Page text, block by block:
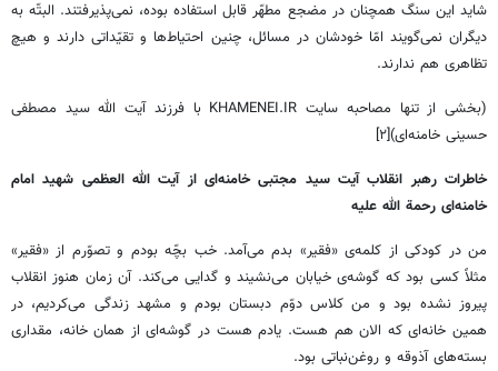
شاید این سنگ همچنان در مضجع مطهّر قابل استفاده بوده، نمی‌پذیرفتند. البتّه به
دیگران نمی‌گویند امّا خودشان در مسائل، چنین احتیاط‌ها و تقیّداتی دارند و هیچ
تظاهری هم ندارند.
(بخشی از تنها مصاحبه سایت KHAMENEI.IR با فرزند آیت الله سید مصطفی
حسینی خامنه‌ای)[۲]
خاطرات رهبر انقلاب آیت سید مجتبی خامنه‌ای از آیت الله العظمی شهید امام
خامنه‌ای رحمة الله علیه
من در کودکی از کلمه‌ی «فقیر» بدم می‌آمد. خب بچّه بودم و تصوّرم از «فقیر»
مثلاً کسی بود که گوشه‌ی خیابان می‌نشیند و گدایی می‌کند. آن زمان هنوز انقلاب
پیروز نشده بود و من کلاس دوّم دبستان بودم و مشهد زندگی می‌کردیم، در
همین خانه‌ای که الان هم هست. یادم هست در گوشه‌ای از همان خانه، مقداری
بسته‌های آذوقه و روغن‌نباتی بود.